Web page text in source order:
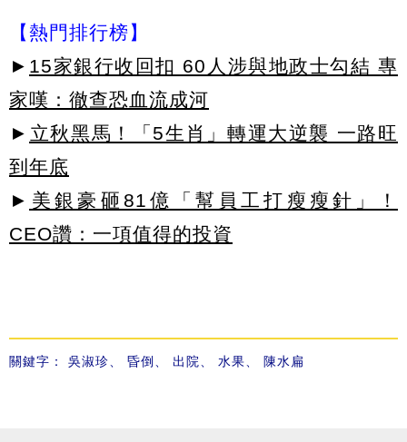
【熱門排行榜】
► 15家銀行收回扣 60人涉與地政士勾結 專
家嘆：徹查恐血流成河
► 立秋黑馬！「5生肖」轉運大逆襲 一路旺
到年底
► 美銀豪砸81億「幫員工打瘦瘦針」！
CEO讚：一項值得的投資
關鍵字： 吳淑珍 昏倒 出院 水果 陳水扁